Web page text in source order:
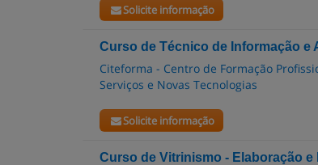
Solicite informação
Curso de Técnico de Informação e
Citeforma - Centro de Formação
Serviços e Novas Tecnologias
Solicite informação
Curso de Vitrinismo - Elaboração